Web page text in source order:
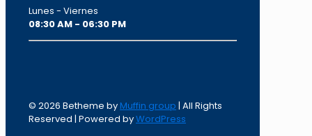
Lunes - Viernes
08:30 AM - 06:30 PM
© 2026 Betheme by Muffin group | All Rights
Reserved | Powered byWordPress